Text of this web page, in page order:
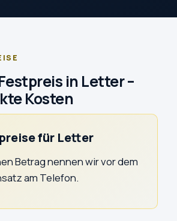
in Letter –
Kosten
für Letter
Betrag nennen wir vor dem
am Telefon.